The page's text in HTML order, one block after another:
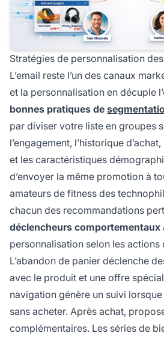
Stratégies de personnalisation
L’email reste l’un des canaux
et la personnalisation en décuple
bonnes pratiques de
par diviser votre liste en groupes
l’engagement, l’historique
et les caractéristiques
d’envoyer la même promotion à
amateurs de fitness des
chacun des recommandations
déclencheurs comportementaux
personnalisation selon les actions
L’abandon de panier déclenche
avec le produit et une offre
navigation génère un suivi
sans acheter. Après achat,
complémentaires. Les séries de